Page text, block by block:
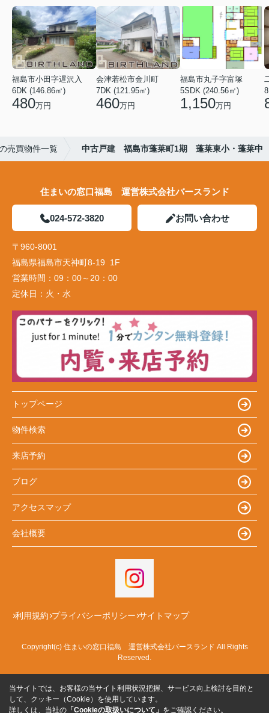
福島市小田字遅沢入
6DK (146.86㎡)
480万円
会津若松市金川町
7DK (121.95㎡)
460万円
福島市丸子字富塚
5SDK (240.56㎡)
1,150万円
売買物件一覧 中古戸建 福島市蓬莱町1期 蓬莱東小・蓬莱中
住まいの窓口福島 運営株式会社バースランド
024-572-3820 お問い合わせ
〒960-8001
福島県福島市天神町8-19 1F
営業時間： 09：00～20：00
定休日： 火・水
トップページ
物件検索
来店予約
ブログ
アクセスマップ
会社概要
利用規約 プライバシーポリシー サイトマップ
Copyright(c) 住まいの窓口福島 運営株式会社バースランド All Rights
Reserved.
当サイトでは、お客様の当サイト利用状況把握、サービス向上検討を目的と
して、クッキー（Cookie）を使用しています。
詳しくは、当社の 「Cookieの取扱いについて」 をご確認ください。